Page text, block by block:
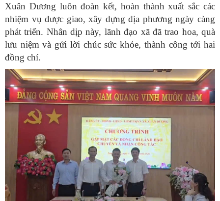
Xuân Dương luôn đoàn kết, hoàn thành xuất sắc các
nhiệm vụ được giao, xây dựng địa phương ngày càng
phát triển. Nhân dịp này, lãnh đạo xã đã trao hoa, quà
lưu niệm và gửi lời chúc sức khỏe, thành công tới hai
đồng chí.